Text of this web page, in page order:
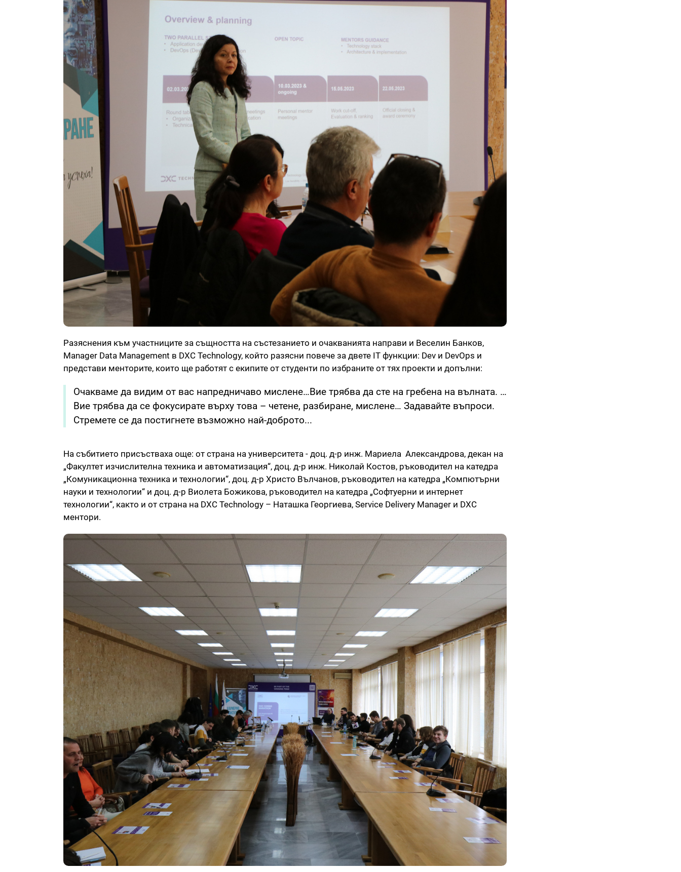
Разяснения към участниците за същността на състезанието и очакванията направи и Веселин Банков,
Manager Data Management в DXC Technology, който разясни повече за двете IT функции: Dev и DevOps и
представи менторите, които ще работят с екипите от студенти по избраните от тях проекти и допълни:
Очакваме да видим от вас напредничаво мислене…Вие трябва да сте на гребена на вълната. …
Вие трябва да се фокусирате върху това – четене, разбиране, мислене… Задавайте въпроси.
Стремете се да постигнете възможно най-доброто...
На събитието присъстваха още: от страна на университета - доц. д-р инж. Мариела Александрова, декан на
„Факултет изчислителна техника и автоматизация“, доц. д-р инж. Николай Костов, ръководител на катедра
„Комуникационна техника и технологии“, доц. д-р Христо Вълчанов, ръководител на катедра „Компютърни
науки и технологии“ и доц. д-р Виолета Божикова, ръководител на катедра „Софтуерни и интернет
технологии“, както и от страна на DXC Technology – Наташка Георгиева, Service Delivery Manager и DXC
ментори.